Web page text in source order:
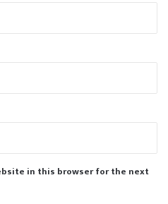
in this browser for the next